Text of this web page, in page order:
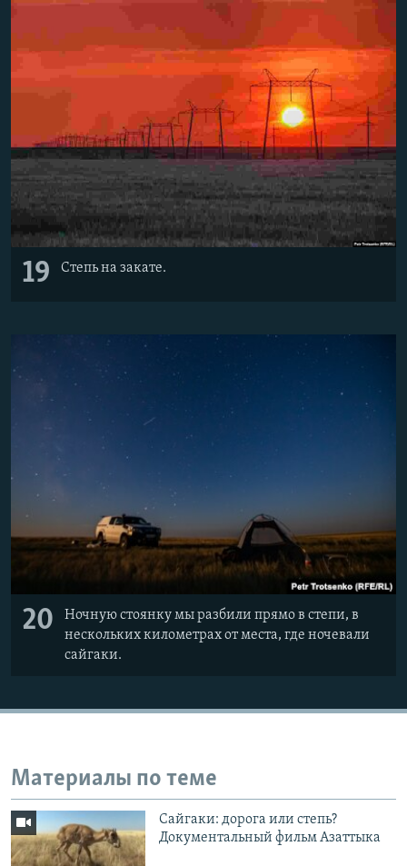
19 Степь на закате.
20
Ночную стоянку мы разбили прямо в степи, в
нескольких километрах от места, где ночевали
сайгаки.
Материалы по теме
Сайгаки: дорога или степь?
Документальный фильм Азаттыка